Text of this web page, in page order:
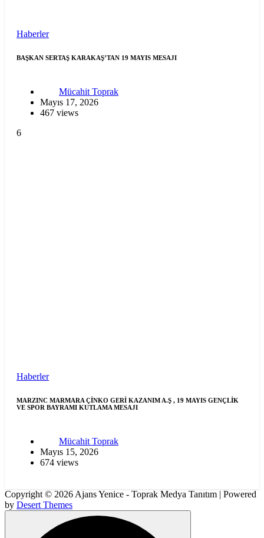
Haberler
BAŞKAN SERTAŞ KARAKAŞ’TAN 19 MAYIS MESAJI
Mücahit Toprak
Mayıs 17, 2026
467 views
6
Haberler
MARZINC MARMARA ÇİNKO GERİ KAZANIM A.Ş , 19 MAYIS GENÇLİK
VE SPOR BAYRAMI KUTLAMA MESAJI
Mücahit Toprak
Mayıs 15, 2026
674 views
Copyright © 2026 Ajans Yenice - Toprak Medya Tanıtım | Powered
by Desert Themes